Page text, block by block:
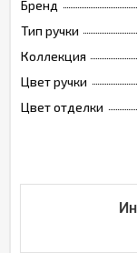
Бренд
Тип ручки
Коллекция
Цвет ручки
Цвет отделки